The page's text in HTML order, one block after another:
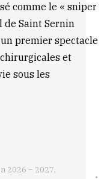
comme le « sniper
de Saint Sernin
premier spectacle
et
sous les
2026 – 2027,